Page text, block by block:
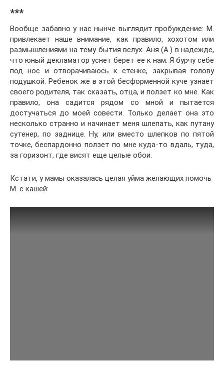
***
Вообще забавно у нас нынче выглядит пробуждение: М.
привлекает наше внимание, как правило, хохотом или
размышлениями на тему бытия вслух. Аня (А.) в надежде,
что юный декламатор уснет берет ее к нам. Я бурчу себе
под нос и отворачиваюсь к стенке, закрывая голову
подушкой. Ребенок же в этой бесформенной куче узнает
своего родителя, так сказать, отца, и ползет ко мне. Как
правило, она садится рядом со мной и пытается
достучаться до моей совести. Только делает она это
несколько странно и начинает меня шлепать, как путану
сутенер, по заднице. Ну, или вместо шлепков по пятой
точке, беспардонно ползет по мне куда-то вдаль, туда,
за горизонт, где висят еще целые обои.
Кстати, у мамы оказалась целая уйма желающих помочь
М. с кашей: